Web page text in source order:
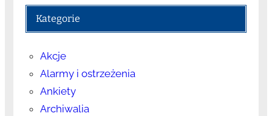
Kategorie
Akcje
Alarmy i ostrzeżenia
Ankiety
Archiwalia